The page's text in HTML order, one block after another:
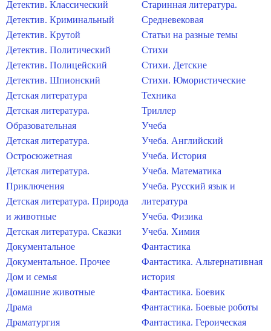
Детектив. Классический
Детектив. Криминальный
Детектив. Крутой
Детектив. Политический
Детектив. Полицейский
Детектив. Шпионский
Детская литература
Детская литература.
Образовательная
Детская литература.
Остросюжетная
Детская литература.
Приключения
Детская литература. Природа
и животные
Детская литература. Сказки
Документальное
Документальное. Прочее
Дом и семья
Домашние животные
Драма
Драматургия
Старинная литература.
Средневековая
Статьи на разные темы
Стихи
Стихи. Детские
Стихи. Юмористические
Техника
Триллер
Учеба
Учеба. Английский
Учеба. История
Учеба. Математика
Учеба. Русский язык и
литература
Учеба. Физика
Учеба. Химия
Фантастика
Фантастика. Альтернативная
история
Фантастика. Боевик
Фантастика. Боевые роботы
Фантастика. Героическая